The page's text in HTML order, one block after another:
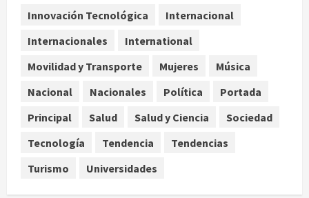
4
de créditos del Infonavit y niega
agosto 9, 2026
Internacional
Colombia respalda soberanía de
TLC
Innovación Tecnológica
Internacional
Internacionales
International
Movilidad y Transporte
Mujeres
Música
Nacional
Nacionales Política
Portada
Principal
Salud Salud y Ciencia
Sociedad
Tecnología
Tendencia
Tendencias
Turismo
Universidades